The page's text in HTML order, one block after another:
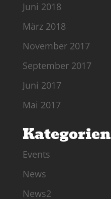
Juni 2018
März 2018
November 2017
September 2017
Juni 2017
Mai 2017
Kategorien
Events
News
News2